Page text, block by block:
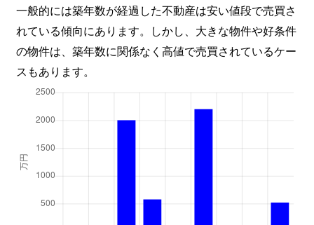
一般的には築年数が経過した不動産は安い値段で売買さ
れている傾向にあります。しかし、大きな物件や好条件
の物件は、築年数に関係なく高値で売買されているケー
スもあります。